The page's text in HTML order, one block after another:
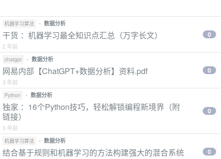
机器学习算法 • 数据分析
干货 ：机器学习最全知识点汇总（万字长文）
2 年前
0
chatgpt • 数据分析
网易内部【ChatGPT+数据分析】资料.pdf
3 年前
0
Python • 数据分析
独家 ：16个Python技巧，轻松解锁编程新境界（附
链接）
3 年前
0
机器学习算法 • 数据分析
结合基于规则和机器学习的方法构建强大的混合系统 0